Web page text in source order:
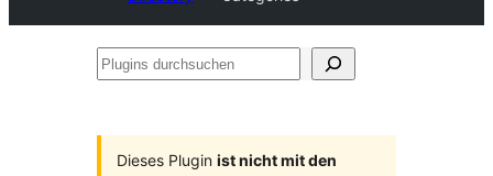
Plugins
Dieses Plugin ist nicht mit den